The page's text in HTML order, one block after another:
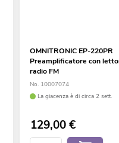
OMNITRONIC EP-220PR
Preamplificatore con
radio FM
No. 10007074
La giacenza è di circa 2 sett.
129,00€